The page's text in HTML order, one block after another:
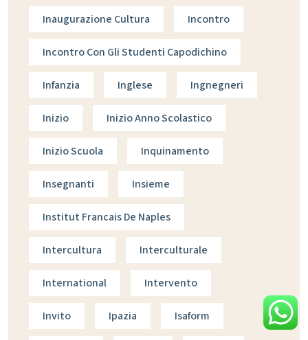
Inaugurazione Cultura Incontro
Incontro Con Gli Studenti Capodichino
Infanzia Inglese Ingnegneri
Inizio Inizio Anno Scolastico
Inizio Scuola Inquinamento
Insegnanti Insieme
Institut Francais De Naples
Intercultura Interculturale
International Intervento
Invito Ipazia Isaform